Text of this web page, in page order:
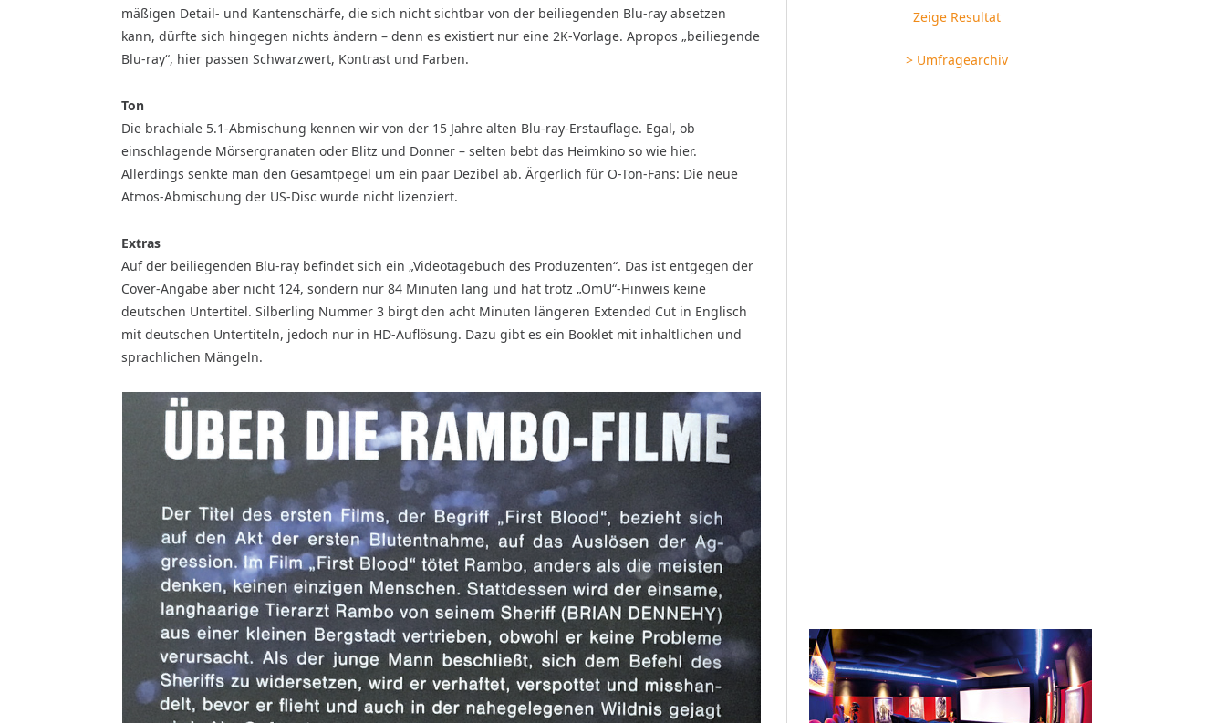
mäßigen Detail- und Kantenschärfe, die sich nicht sichtbar von der beiliegenden Blu-ray absetzen
kann, dürfte sich hingegen nichts ändern – denn es existiert nur eine 2K-Vorlage. Apropos „beiliegende
Blu-ray“, hier passen Schwarzwert, Kontrast und Farben.
Ton
Die brachiale 5.1-Abmischung kennen wir von der 15 Jahre alten Blu-ray-Erstauflage. Egal, ob
einschlagende Mörsergranaten oder Blitz und Donner – selten bebt das Heimkino so wie hier.
Allerdings senkte man den Gesamtpegel um ein paar Dezibel ab. Ärgerlich für O-Ton-Fans: Die neue
Atmos-Abmischung der US-Disc wurde nicht lizenziert.
Extras
Auf der beiliegenden Blu-ray befindet sich ein „Videotagebuch des Produzenten“. Das ist entgegen der
Cover-Angabe aber nicht 124, sondern nur 84 Minuten lang und hat trotz „OmU“-Hinweis keine
deutschen Untertitel. Silberling Nummer 3 birgt den acht Minuten längeren Extended Cut in Englisch
mit deutschen Untertiteln, jedoch nur in HD-Auflösung. Dazu gibt es ein Booklet mit inhaltlichen und
sprachlichen Mängeln.
Zeige Resultat
> Umfragearchiv